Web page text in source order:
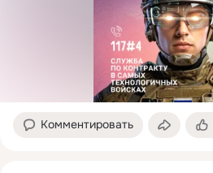
Комментировать